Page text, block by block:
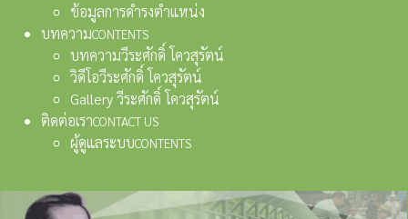
ข้อมูลการดำรงตำแหน่ง
บทความCONTENTS
บทความวีระศักดิ์ โควสุรัตน์
วิดีโอวีระศักดิ์ โควสุรัตน์
Gallery วีระศักดิ์ โควสุรัตน์
ติดต่อเราCONTACT US
ผู้ดูแลระบบCONTENTS